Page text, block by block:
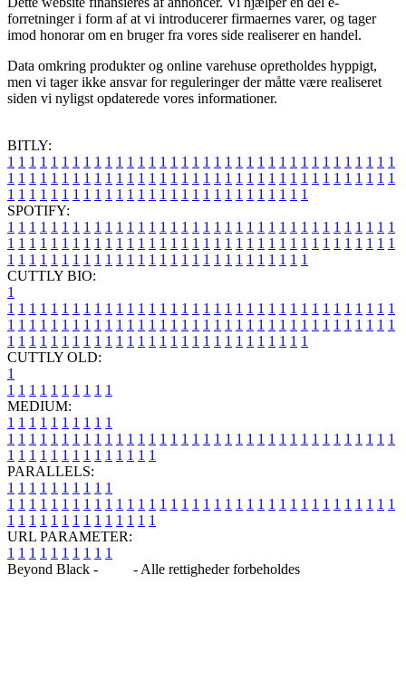
forretninger i form af at vi introducerer firmaernes varer, og tager
imod honorar om en bruger fra vores side realiserer en handel.
Data omkring produkter og online varehuse opretholdes hyppigt,
men vi tager ikke ansvar for reguleringer der måtte være realiseret
siden vi nyligst opdaterede vores informationer.
BITLY:
1 1 1 1 1 1 1 1 1 1 1 1 1 1 1 1 1 1 1 1 1 1 1 1 1 1 1 1 1 1 1 1 1 1 1 1
1 1 1 1 1 1 1 1 1 1 1 1 1 1 1 1 1 1 1 1 1 1 1 1 1 1 1 1 1 1 1 1 1 1 1 1
1 1 1 1 1 1 1 1 1 1 1 1 1 1 1 1 1 1 1 1 1 1 1 1 1 1 1 1
SPOTIFY:
1 1 1 1 1 1 1 1 1 1 1 1 1 1 1 1 1 1 1 1 1 1 1 1 1 1 1 1 1 1 1 1 1 1 1 1
1 1 1 1 1 1 1 1 1 1 1 1 1 1 1 1 1 1 1 1 1 1 1 1 1 1 1 1 1 1 1 1 1 1 1 1
1 1 1 1 1 1 1 1 1 1 1 1 1 1 1 1 1 1 1 1 1 1 1 1 1 1 1 1
CUTTLY BIO:
1
1 1 1 1 1 1 1 1 1 1 1 1 1 1 1 1 1 1 1 1 1 1 1 1 1 1 1 1 1 1 1 1 1 1 1 1
1 1 1 1 1 1 1 1 1 1 1 1 1 1 1 1 1 1 1 1 1 1 1 1 1 1 1 1 1 1 1 1 1 1 1 1
1 1 1 1 1 1 1 1 1 1 1 1 1 1 1 1 1 1 1 1 1 1 1 1 1 1 1 1
CUTTLY OLD:
1
1 1 1 1 1 1 1 1 1 1
MEDIUM:
1 1 1 1 1 1 1 1 1 1
1 1 1 1 1 1 1 1 1 1 1 1 1 1 1 1 1 1 1 1 1 1 1 1 1 1 1 1 1 1 1 1 1 1 1 1
1 1 1 1 1 1 1 1 1 1 1 1 1 1
PARALLELS:
1 1 1 1 1 1 1 1 1 1
1 1 1 1 1 1 1 1 1 1 1 1 1 1 1 1 1 1 1 1 1 1 1 1 1 1 1 1 1 1 1 1 1 1 1 1
1 1 1 1 1 1 1 1 1 1 1 1 1 1
URL PARAMETER:
1 1 1 1 1 1 1 1 1 1
Beyond Black -
- Alle rettigheder forbeholdes